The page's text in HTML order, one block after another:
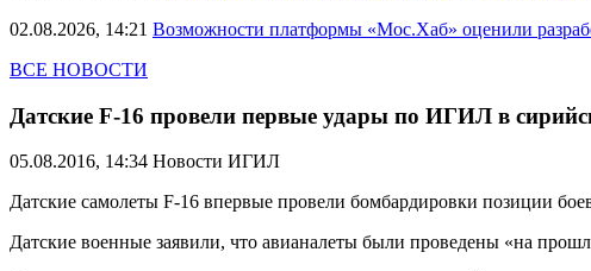
02.08.2026, 14:21 Возможности платформы «Мос.Хаб» оценили
ВСЕ НОВОСТИ
Датские F-16 провели первые удары по ИГИЛ в
05.08.2016, 14:34 Новости ИГИЛ
Датские самолеты F-16 впервые провели бомбардировки позиции
Датские военные заявили, что авианалеты были проведены «на